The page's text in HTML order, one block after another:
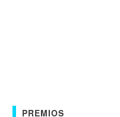
PREMIOS